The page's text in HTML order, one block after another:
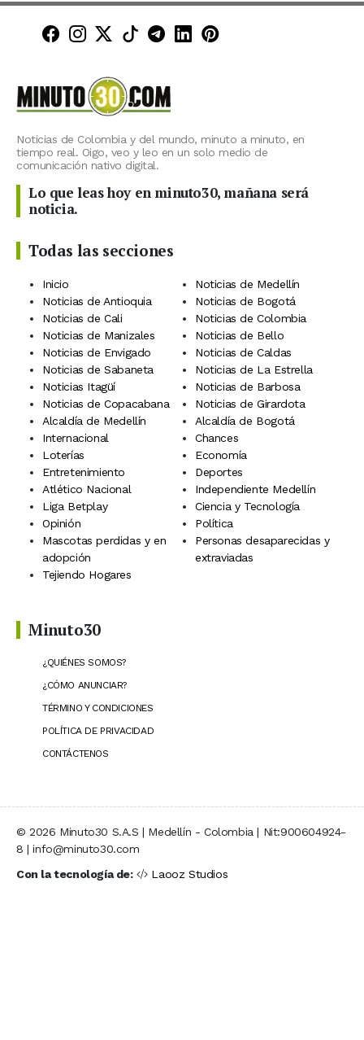
Minuto30 en Facebook
Minuto30 en Instagram
Minuto30 en X (Twitter)
Minuto30 en TikTok
Canal de Minuto30 en
Minuto30 en LinkedIn
Minuto30 en
Noticias de Colombia y del mundo, minuto a minuto, en
tiempo real. Oigo, veo y leo en un solo medio de
comunicación nativo digital.
Lo que leas hoy en minuto30, mañana será
noticia.
Todas las secciones
Inicio
Noticias de Medellín
Noticias de Antioquia
Noticias de Bogotá
Noticias de Cali
Noticias de Colombia
Noticias de Manizales
Noticias de Bello
Noticias de Envigado
Noticias de Caldas
Noticias de Sabaneta
Noticias de La Estrella
Noticias Itagüí
Noticias de Barbosa
Noticias de Copacabana
Noticias de Girardota
Alcaldía de Medellín
Alcaldía de Bogotá
Internacional
Chances
Loterías
Economía
Entretenimiento
Deportes
Atlético Nacional
Independiente Medellín
Liga Betplay
Ciencia y Tecnología
Opinión
Política
Mascotas perdidas y en
adopción
Personas desaparecidas y
extraviadas
Tejiendo Hogares
Minuto30
¿QUIÉNES SOMOS?
¿CÓMO ANUNCIAR?
TÉRMINO Y CONDICIONES
POLÍTICA DE PRIVACIDAD
CONTÁCTENOS
© 2026 Minuto30 S.A.S | Medellín - Colombia | Nit:900604924-
8 | info@minuto30.com
Con la tecnología de:
Laooz Studios